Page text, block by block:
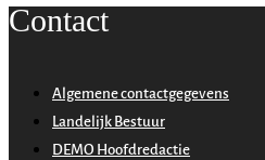
Contact
Algemene contactgegevens
Landelijk Bestuur
DEMO Hoofdredactie